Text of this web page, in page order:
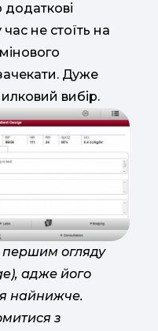
додаткові
не стоїть на
Дуже
вибір.
першим огляду
адже його
найнижче.
з